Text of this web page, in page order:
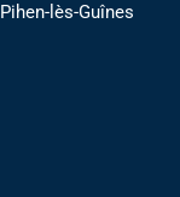
lès-Guînes